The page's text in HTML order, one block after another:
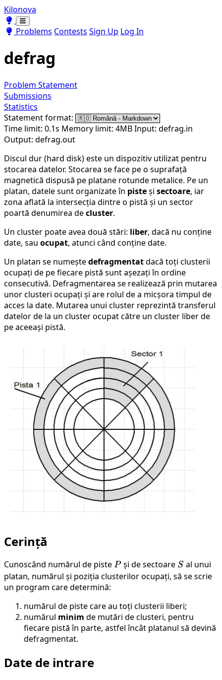
Kilonova
Toggle theme
Toggle theme
Problems Contests Sign Up Log In
defrag
Problem Statement
Submissions
Statistics
Statement format:
Time limit: 0.1s Memory limit: 4MBInput: defrag.in
Output: defrag.out
Discul dur (hard disk) este un dispozitiv utilizat pentru
stocarea datelor. Stocarea se face pe o suprafață
magnetică dispusă pe platane rotunde metalice. Pe un
platan, datele sunt organizate în pisteși sectoare, iar
zona aflată la intersecția dintre o pistă și un sector
poartă denumirea decluster.
Un cluster poate avea două stări: liber, dacă nu conține
date, sau ocupat, atunci când conține date.
Un platan se numeștedefragmentatdacă toți clusterii
ocupați de pe fiecare pistă sunt așezați în ordine
consecutivă. Defragmentarea se realizează prin mutarea
unor clusteri ocupați și are rolul de a micșora timpul de
acces la date. Mutarea unui cluster reprezintă transferul
datelor de la un cluster ocupat către un cluster liber de
pe aceeași pistă.
Cerință
Cunoscând numărul de pisteP
Pși de sectoare S
S al unui
platan, numărul și poziția clusterilor ocupați, să se scrie
un program care determină:
numărul de piste care au toți clusterii liberi;
numărul minim de mutări de clusteri, pentru
fiecare pistă în parte, astfel încât platanul să devină
defragmentat.
Date de intrare